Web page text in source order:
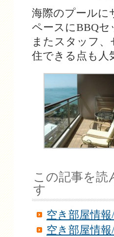
海際のプールに
ペースにBBQセ
またスタッフ
住できる点も人
この記事を読
す
空き部屋情報
空き部屋情報